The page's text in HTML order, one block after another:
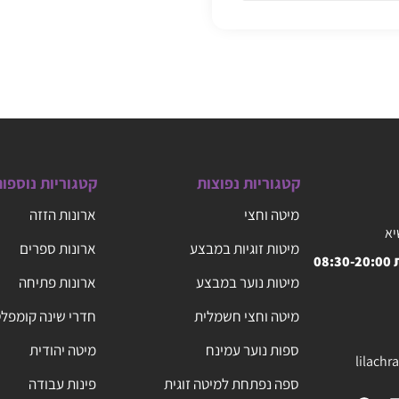
קטגוריות נפוצות
מיטה וחצי
מיטות זוגיות במבצע
מיטות נוער במבצע
מיטה וחצי חשמלית
ספות נוער עמינח
ספה נפתחת למיטה זוגית
קטגוריות
ארונות הזזה
ארונות ספרים
ארונות פתיחה
חדרי שינה
מיטה יהודית
פינות עבודה